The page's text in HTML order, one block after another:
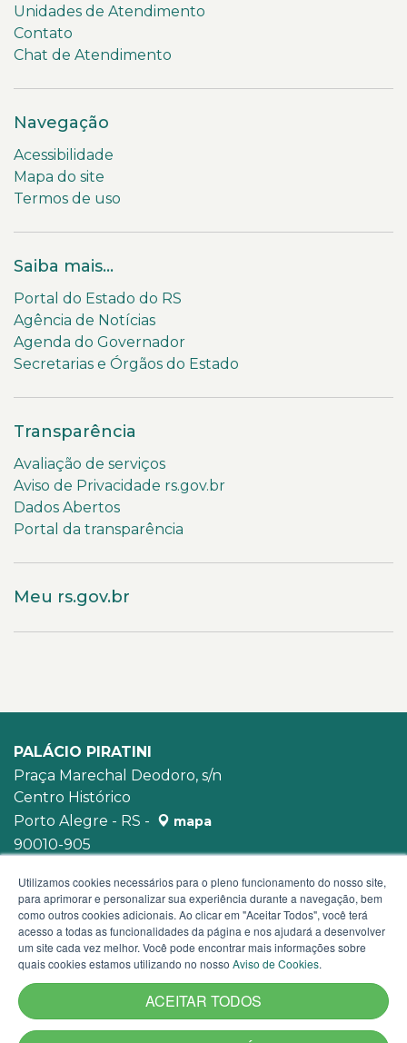
Unidades de Atendimento
Contato
Chat de Atendimento
Navegação
Acessibilidade
Mapa do site
Termos de uso
Saiba mais...
Portal do Estado do RS
Agência de Notícias
Agenda do Governador
Secretarias e Órgãos do Estado
Transparência
Avaliação de serviços
Aviso de Privacidade rs.gov.br
Dados Abertos
Portal da transparência
Meu rs.gov.br
PALÁCIO PIRATINI
Praça Marechal Deodoro, s/n
Centro Histórico
Porto Alegre - RS -
mapa
90010-905
Utilizamos cookies necessários para o pleno funcionamento do nosso site,
para aprimorar e personalizar sua experiência durante a navegação, bem
como outros cookies adicionais. Ao clicar em "Aceitar Todos", você terá
acesso a todas as funcionalidades da página e nos ajudará a desenvolver
um site cada vez melhor. Você pode encontrar mais informações sobre
quais cookies estamos utilizando no nosso Aviso de Cookies.
ACEITAR TODOS